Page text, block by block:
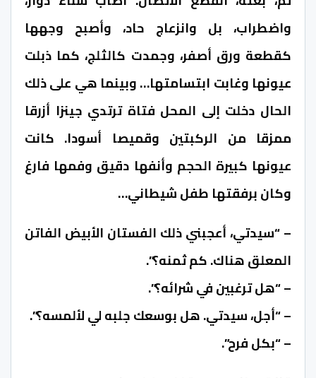
واضطراب، بل وانزعاج حاد، وأصبح وجهها
كقطعة ورق أصفر، وجمدت كالثلج، كما ذبلت
عيونها وغابت ابتسامتها… وبينما هي على ذلك
الحال دخلت إلى المحل فتاة ترتدي جينزا أزرقا
ممزقا من الركبتين وقميصا أسودا. كانت
عيونها كبيرة الحجم وأنفها دقيق وفمها فارغ
وكان برفقتها طفل شيطاني…
– “سيدتي، أعجبني ذلك الفستان الأبيض الفاتن
المعلق هناك. كم ثمنه؟”.
– “هل ترغبين في شرائه؟”.
– “أجل، سيدتي. هل بوسعك جلبه لي لألمسه؟”.
– “بكل فرح”.